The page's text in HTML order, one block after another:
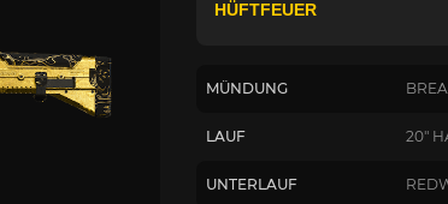
MÜNDUNG
LAUF 20"
UNTERLAUF